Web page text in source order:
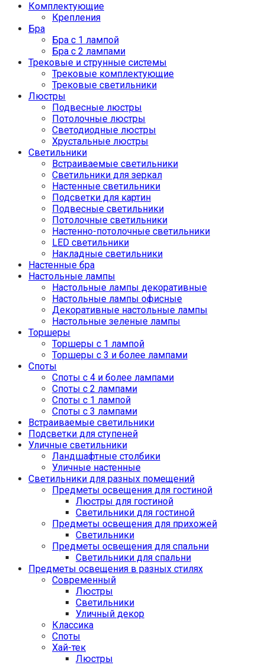
Комплектующие
Крепления
Бра
Бра с 1 лампой
Бра с 2 лампами
Трековые и струнные системы
Трековые комплектующие
Трековые светильники
Люстры
Подвесные люстры
Потолочные люстры
Светодиодные люстры
Хрустальные люстры
Светильники
Встраиваемые светильники
Светильники для зеркал
Настенные светильники
Подсветки для картин
Подвесные светильники
Потолочные светильники
Настенно-потолочные светильники
LED светильники
Накладные светильники
Настенные бра
Настольные лампы
Настольные лампы декоративные
Настольные лампы офисные
Декоративные настольные лампы
Настольные зеленые лампы
Торшеры
Торшеры с 1 лампой
Торшеры с 3 и более лампами
Споты
Споты с 4 и более лампами
Споты с 2 лампами
Споты с 1 лампой
Споты с 3 лампами
Встраиваемые светильники
Подсветки для ступеней
Уличные светильники
Ландшафтные столбики
Уличные настенные
Светильники для разных помещений
Предметы освещения для гостиной
Люстры для гостиной
Светильники для гостиной
Предметы освещения для прихожей
Светильники
Предметы освещения для спальни
Светильники для спальни
Предметы освещения в разных стилях
Cовременный
Люстры
Светильники
Уличный декор
Классика
Споты
Хай-тек
Люстры